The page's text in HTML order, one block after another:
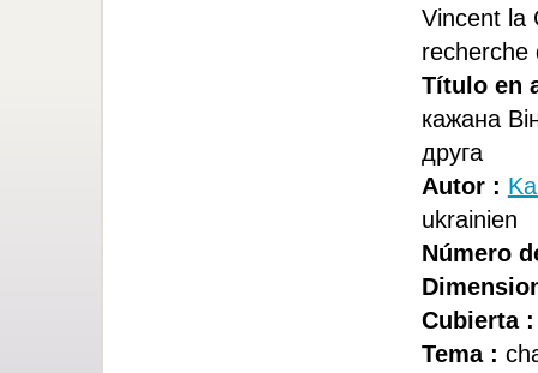
Vincent la
recherche
Título en
кажана
друга
Autor :
ukrainien
Número
Cubierta :
Tema :